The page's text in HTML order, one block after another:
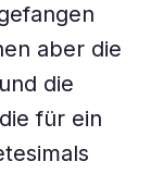
aber die
die
für ein